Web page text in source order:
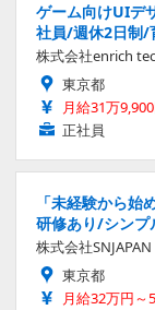
ゲーム向けUIデ
社員/週休2日制/
株式会社enrich
東京都
月給31万
正社員
「未経験から
研修あり/シンプ
株式会社SNJAPAN
東京都
月給32万円～